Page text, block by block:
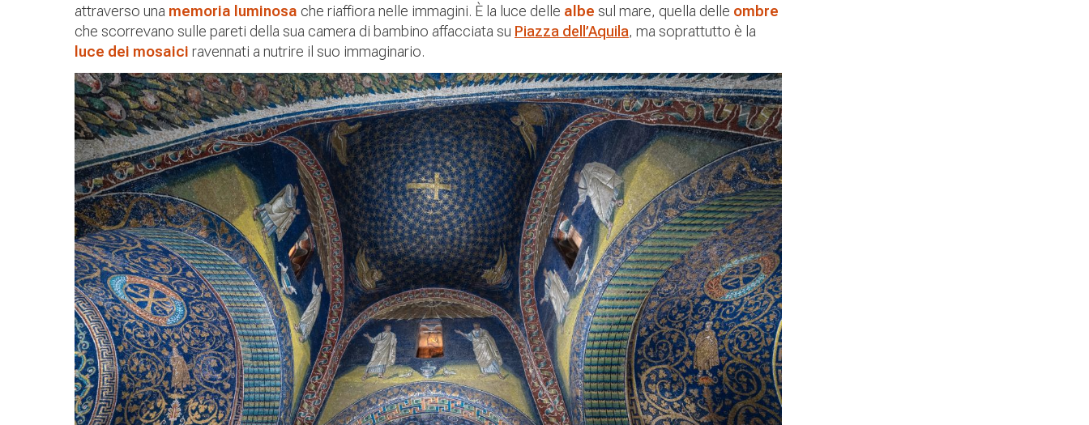
attraverso una memoria luminosa che riaffiora nelle immagini. È la luce delle albe sul mare, quella delle ombre
che scorrevano sulle pareti della sua camera di bambino affacciata su Piazza dell’Aquila, ma soprattutto è la
luce dei mosaici ravennati a nutrire il suo immaginario.